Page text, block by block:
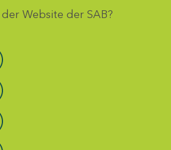
Website der SAB?
auswählen